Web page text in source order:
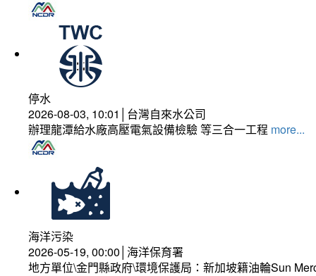
停水
2026-08-03, 10:01│台灣自來水公司
辦理龍潭給水廠高壓電氣設備檢驗 等三合一工程 more...
海洋污染
2026-05-19, 00:00│海洋保育署
地方單位\金門縣政府\環境保護局：新加坡籍油輪Sun